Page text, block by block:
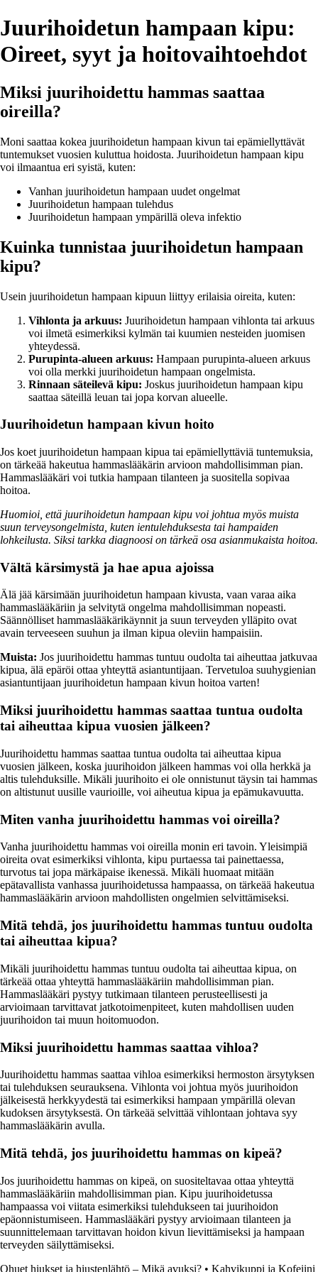
Juurihoidetun hampaan kipu:
Oireet, syyt ja hoitovaihtoehdot
Miksi juurihoidettu hammas saattaa
oireilla?
Moni saattaa kokea juurihoidetun hampaan kivun tai epämiellyttävät
tuntemukset vuosien kuluttua hoidosta. Juurihoidetun hampaan kipu
voi ilmaantua eri syistä, kuten:
Vanhan juurihoidetun hampaan uudet ongelmat
Juurihoidetun hampaan tulehdus
Juurihoidetun hampaan ympärillä oleva infektio
Kuinka tunnistaa juurihoidetun hampaan
kipu?
Usein juurihoidetun hampaan kipuun liittyy erilaisia oireita, kuten:
Vihlonta ja arkuus: Juurihoidetun hampaan vihlonta tai arkuus
voi ilmetä esimerkiksi kylmän tai kuumien nesteiden juomisen
yhteydessä.
Purupinta-alueen arkuus: Hampaan purupinta-alueen arkuus
voi olla merkki juurihoidetun hampaan ongelmista.
Rinnaan säteilevä kipu: Joskus juurihoidetun hampaan kipu
saattaa säteillä leuan tai jopa korvan alueelle.
Juurihoidetun hampaan kivun hoito
Jos koet juurihoidetun hampaan kipua tai epämiellyttäviä tuntemuksia,
on tärkeää hakeutua hammaslääkärin arvioon mahdollisimman pian.
Hammaslääkäri voi tutkia hampaan tilanteen ja suositella sopivaa
hoitoa.
Huomioi, että juurihoidetun hampaan kipu voi johtua myös muista
suun terveysongelmista, kuten ientulehduksesta tai hampaiden
lohkeilusta. Siksi tarkka diagnoosi on tärkeä osa asianmukaista hoitoa.
Vältä kärsimystä ja hae apua ajoissa
Älä jää kärsimään juurihoidetun hampaan kivusta, vaan varaa aika
hammaslääkäriin ja selvitytä ongelma mahdollisimman nopeasti.
Säännölliset hammaslääkärikäynnit ja suun terveyden ylläpito ovat
avain terveeseen suuhun ja ilman kipua oleviin hampaisiin.
Muista: Jos juurihoidettu hammas tuntuu oudolta tai aiheuttaa jatkuvaa
kipua, älä epäröi ottaa yhteyttä asiantuntijaan. Tervetuloa suuhygienian
asiantuntijaan juurihoidetun hampaan kivun hoitoa varten!
Miksi juurihoidettu hammas saattaa tuntua oudolta
tai aiheuttaa kipua vuosien jälkeen?
Juurihoidettu hammas saattaa tuntua oudolta tai aiheuttaa kipua
vuosien jälkeen, koska juurihoidon jälkeen hammas voi olla herkkä ja
altis tulehduksille. Mikäli juurihoito ei ole onnistunut täysin tai hammas
on altistunut uusille vaurioille, voi aiheutua kipua ja epämukavuutta.
Miten vanha juurihoidettu hammas voi oireilla?
Vanha juurihoidettu hammas voi oireilla monin eri tavoin. Yleisimpiä
oireita ovat esimerkiksi vihlonta, kipu purtaessa tai painettaessa,
turvotus tai jopa märkäpaise ikenessä. Mikäli huomaat mitään
epätavallista vanhassa juurihoidetussa hampaassa, on tärkeää hakeutua
hammaslääkärin arvioon mahdollisten ongelmien selvittämiseksi.
Mitä tehdä, jos juurihoidettu hammas tuntuu oudolta
tai aiheuttaa kipua?
Mikäli juurihoidettu hammas tuntuu oudolta tai aiheuttaa kipua, on
tärkeää ottaa yhteyttä hammaslääkäriin mahdollisimman pian.
Hammaslääkäri pystyy tutkimaan tilanteen perusteellisesti ja
arvioimaan tarvittavat jatkotoimenpiteet, kuten mahdollisen uuden
juurihoidon tai muun hoitomuodon.
Miksi juurihoidettu hammas saattaa vihloa?
Juurihoidettu hammas saattaa vihloa esimerkiksi hermoston ärsytyksen
tai tulehduksen seurauksena. Vihlonta voi johtua myös juurihoidon
jälkeisestä herkkyydestä tai esimerkiksi hampaan ympärillä olevan
kudoksen ärsytyksestä. On tärkeää selvittää vihlontaan johtava syy
hammaslääkärin avulla.
Mitä tehdä, jos juurihoidettu hammas on kipeä?
Jos juurihoidettu hammas on kipeä, on suositeltavaa ottaa yhteyttä
hammaslääkäriin mahdollisimman pian. Kipu juurihoidetussa
hampaassa voi viitata esimerkiksi tulehdukseen tai juurihoidon
epäonnistumiseen. Hammaslääkäri pystyy arvioimaan tilanteen ja
suunnittelemaan tarvittavan hoidon kivun lievittämiseksi ja hampaan
terveyden säilyttämiseksi.
Ohuet hiukset ja hiustenlähtö – Mikä avuksi? • Kahvikuppi ja Kofeiini